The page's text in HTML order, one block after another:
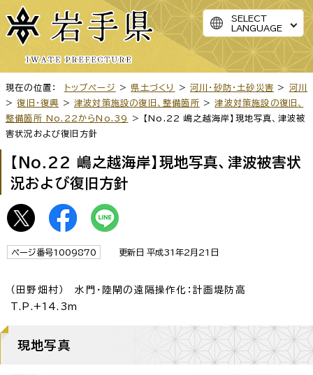
SELECT
LANGUAGE
現在の位置： トップページ > 県土づくり >河川・砂防・土砂災害 > 河川
>復旧・復興 >津波対策施設の復旧、整備箇所 >津波対策施設の復旧、
整備箇所 No.22からNo.39
> 【No.22 嶋之越海岸】現地写真、津波被
害状況および復旧方針
【No.22 嶋之越海岸】現地写真、津波被害状
況および復旧方針
ページ番号1009870 更新日 平成31年2月21日
（田野畑村） 水門・陸閘の遠隔操作化：計画堤防高
T.P.+14.3m
現地写真